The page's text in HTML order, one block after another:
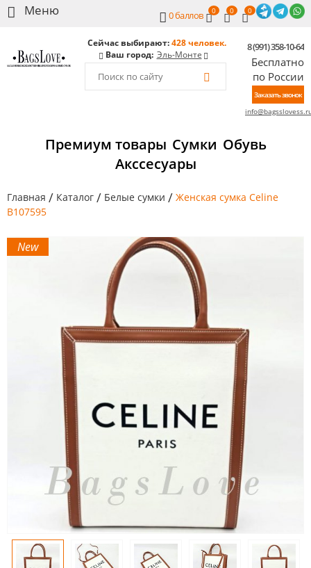
0баллов 0 0 0
Сейчас выбирают:428 человек.
Ваш город: Эль-Монте
8 (991) 358-10-64
Бесплатно
по России
Заказать звонок
Премиум товары Сумки Обувь
Акссесуары
Главная / Каталог / Белые сумки / Женская сумка Celine
B107595
New